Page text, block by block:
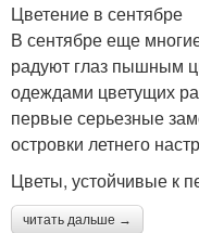
Цветение в сентябре
В сентябре еще
радуют глаз пышным
одеждами цветущих
первые серьезные
островки летнего
Цветы, устойчивые к
читать дальше →